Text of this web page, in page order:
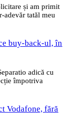
și am primit
adevăr tatăl meu
buy-back-ul, în
adică cu
împotriva
Vodafone, fără